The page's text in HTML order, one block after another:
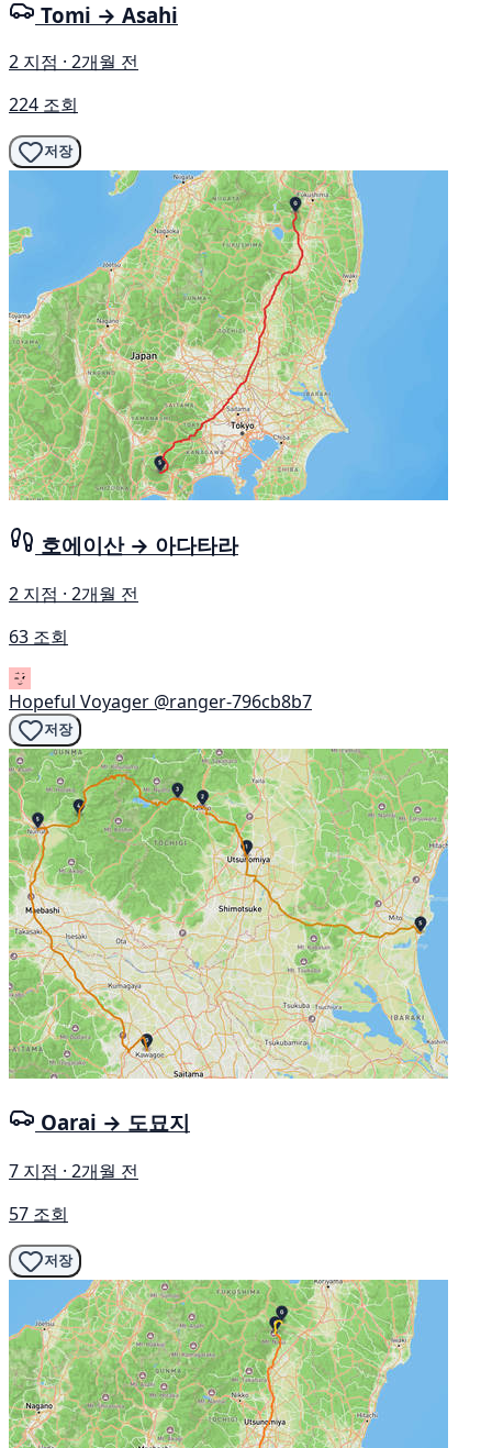
Tomi → Asahi
2 지점 · 2개월 전
224 조회
저장
호에이산 → 아다타라
2 지점 · 2개월 전
63 조회
Hopeful Voyager @ranger-796cb8b7
저장
Oarai → 도묘지
7 지점 · 2개월 전
57 조회
저장